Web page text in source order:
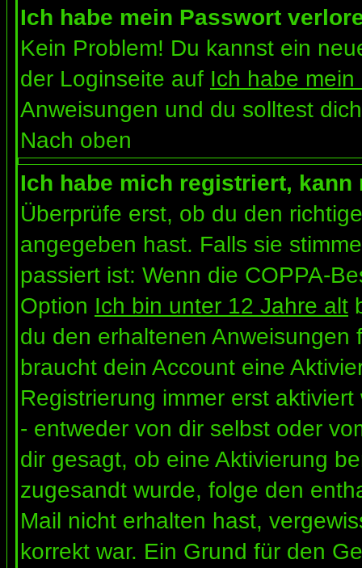
Ich habe mein Passwort
Kein Problem! Du kannst ein
der Loginseite auf Ich habe
Anweisungen und du solltest
Nach oben
Ich habe mich registriert,
Überprüfe erst, ob du den
angegeben hast. Falls sie
passiert ist: Wenn die COPPA-
Option Ich bin unter 12 Jahre alt
du den erhaltenen
braucht dein Account eine
Registrierung immer erst
- entweder von dir selbst oder
dir gesagt, ob eine Aktivierung
zugesandt wurde, folge den
Mail nicht erhalten hast,
korrekt war. Ein Grund für den